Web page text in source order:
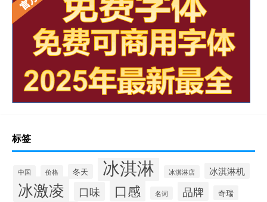
标签
中国 价格 冬天 冰淇淋 冰淇淋店 冰淇淋机
冰激凌 口味 口感 名词 品牌 奇瑞